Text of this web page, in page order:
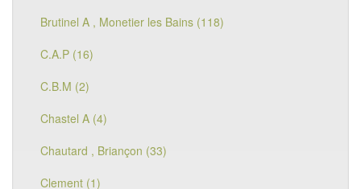
Brutinel A , Monetier les Bains (118)
C.A.P (16)
C.B.M (2)
Chastel A (4)
Chautard , Briançon (33)
Clement (1)